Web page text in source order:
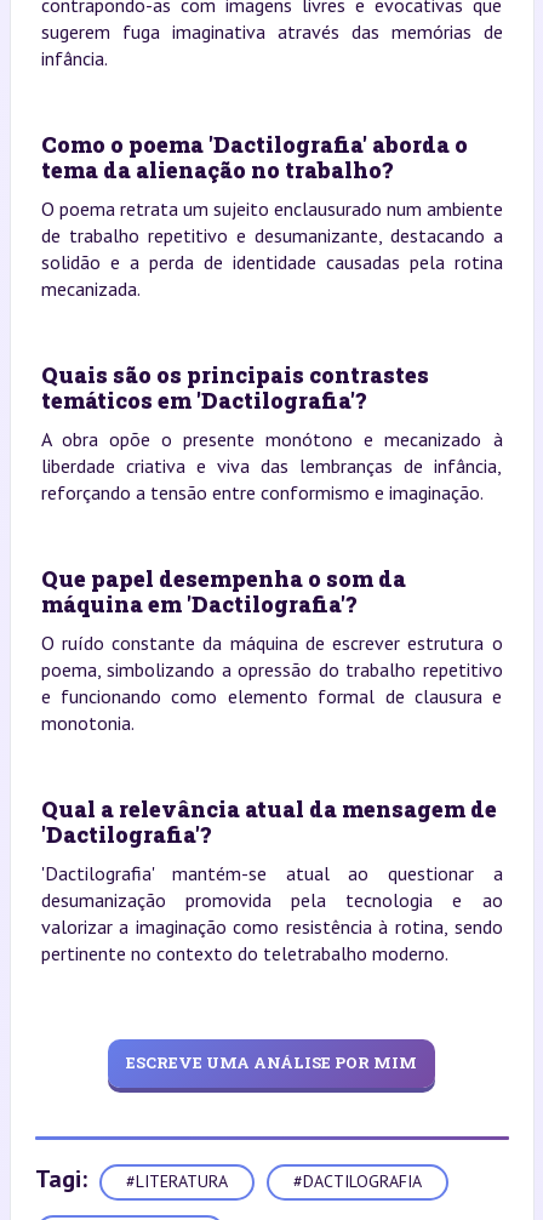
sugerem fuga imaginativa através das memórias de
infância.
Como o poema 'Dactilografia' aborda o
tema da alienação no trabalho?
O poema retrata um sujeito enclausurado num ambiente
de trabalho repetitivo e desumanizante, destacando a
solidão e a perda de identidade causadas pela rotina
mecanizada.
Quais são os principais contrastes
temáticos em 'Dactilografia'?
A obra opõe o presente monótono e mecanizado à
liberdade criativa e viva das lembranças de infância,
reforçando a tensão entre conformismo e imaginação.
Que papel desempenha o som da
máquina em 'Dactilografia'?
O ruído constante da máquina de escrever estrutura o
poema, simbolizando a opressão do trabalho repetitivo
e funcionando como elemento formal de clausura e
monotonia.
Qual a relevância atual da mensagem de
'Dactilografia'?
'Dactilografia' mantém-se atual ao questionar a
desumanização promovida pela tecnologia e ao
valorizar a imaginação como resistência à rotina, sendo
pertinente no contexto do teletrabalho moderno.
ESCREVE UMA ANÁLISE POR MIM
Tagi: #LITERATURA #DACTILOGRAFIA